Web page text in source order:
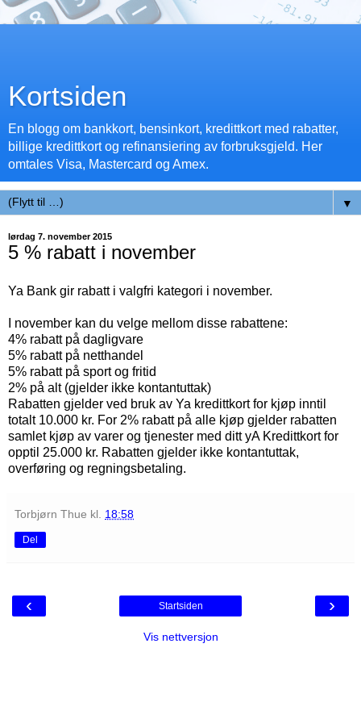
Kortsiden
En blogg om bankkort, bensinkort, kredittkort med rabatter,
billige kredittkort og refinansiering av forbruksgjeld. Her
omtales Visa, Mastercard og Amex.
▼
lørdag 7. november 2015
5 % rabatt i november
Ya Bank gir rabatt i valgfri kategori i november.
I november kan du velge mellom disse rabattene:
4% rabatt på dagligvare
5% rabatt på netthandel
5% rabatt på sport og fritid
2% på alt (gjelder ikke kontantuttak)
Rabatten gjelder ved bruk av Ya kredittkort for kjøp inntil
totalt 10.000 kr. For 2% rabatt på alle kjøp gjelder rabatten
samlet kjøp av varer og tjenester med ditt yA Kredittkort for
opptil 25.000 kr. Rabatten gjelder ikke kontantuttak,
overføring og regningsbetaling.
Torbjørn Thue kl. 18:58
Del
‹ ›
Startsiden
Vis nettversjon